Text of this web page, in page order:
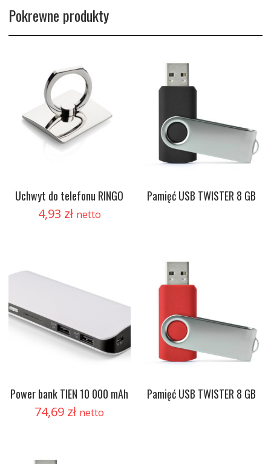
Pokrewne produkty
Uchwyt do telefonu RINGO
4,93 zł netto
Pamięć USB TWISTER 8 GB
Power bank TIEN 10 000 mAh
74,69 zł netto
Pamięć USB TWISTER 8 GB